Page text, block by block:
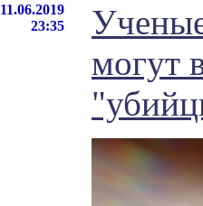
11.06.2019
23:35
могут